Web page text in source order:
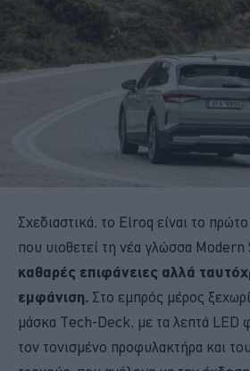
Σχεδιαστικά, το Elroq είναι το
που υιοθετεί τη νέα γλώσσα
καθαρές επιφάνειες αλλά
εμφάνιση. Στο εμπρός μέρος
μάσκα Tech-Deck, με τα λεπτά LED
τον τονισμένο προφυλακτήρα και